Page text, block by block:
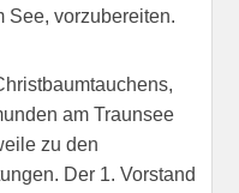
See, vorzubereiten.
am Traunsee
zu den
Der 1. Vorstand